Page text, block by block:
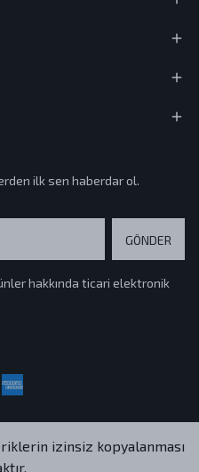
ilk sen haberdar ol.
GÖNDER
hakkında ticari elektronik
izinsiz kopyalanması